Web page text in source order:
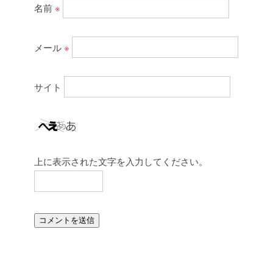
名前※
メール※
サイト
上に表示された文字を入力してください。